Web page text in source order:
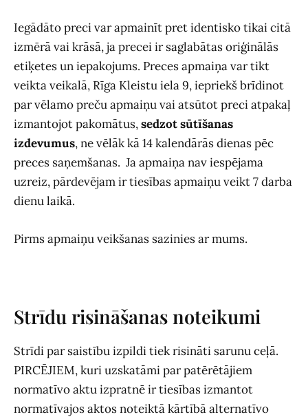
Iegādāto preci var apmainīt pret identisko tikai citā
izmērā vai krāsā, ja precei ir saglabātas oriģinālās
etiķetes un iepakojums. Preces apmaiņa var tikt
veikta veikalā, Rīga Kleistu iela 9, iepriekš brīdinot
par vēlamo preču apmaiņu vai atsūtot preci atpakaļ
izmantojot pakomātus,sedzot sūtīšanas
izdevumus, ne vēlāk kā 14 kalendārās dienas pēc
preces saņemšanas. Ja apmaiņa nav iespējama
uzreiz, pārdevējam ir tiesības apmaiņu veikt 7 darba
dienu laikā.
Pirms apmaiņu veikšanas sazinies ar mums.
Strīdu risināšanas noteikumi
Strīdi par saistību izpildi tiek risināti sarunu ceļā.
PIRCĒJIEM, kuri uzskatāmi par patērētājiem
normatīvo aktu izpratnē ir tiesības izmantot
normatīvajos aktos noteiktā kārtībā alternatīvo